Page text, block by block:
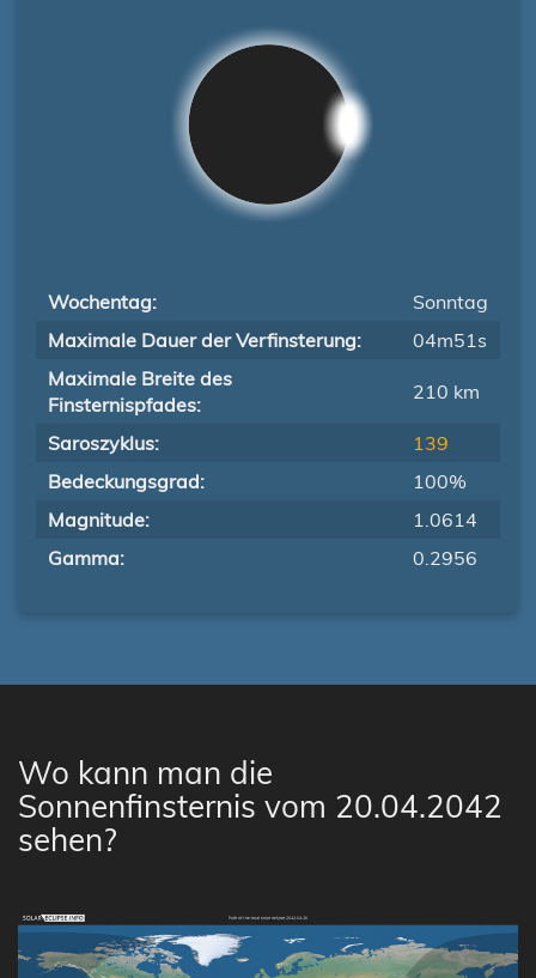
Wochentag:
Sonntag
Maximale Dauer der Verfinsterung:
04m51s
Maximale Breite des
Finsternispfades:
210 km
Saroszyklus:
139
Bedeckungsgrad:
100%
Magnitude:
1.0614
Gamma:
0.2956
Wo kann man die
Sonnenfinsternis vom 20.04.2042
sehen?